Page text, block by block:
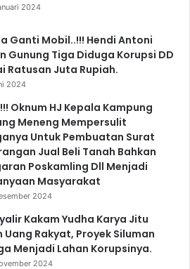
2024
Ganti Mobil..!!! Hendi Antoni
Gunung Tiga Diduga Korupsi DD
Ratusan Juta Rupiah.
2024
Oknum HJ Kepala Kampung
Meneng Mempersulit
Untuk Pembuatan Surat
Jual Beli Tanah Bahkan
Poskamling Dll Menjadi
Masyarakat
2024
Kakam Yudha Karya Jitu
Uang Rakyat, Proyek Siluman
Menjadi Lahan Korupsinya.
2024